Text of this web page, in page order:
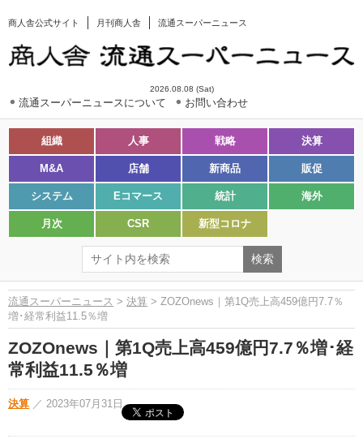
商人舎公式サイト 月刊商人舎 流通スーパーニュース
2026.08.08 (Sat)
流通スーパーニュースについて お問い合わせ
組織 人事 戦略 決算
M&A 店舗 新商品 販促
システム Eコマース 統計 海外
月次 CSR 新型コロナ
流通スーパーニュース > 決算 > ZOZOnews｜第1Q売上高459億円7.7％
増･経常利益11.5％増
ZOZOnews｜第1Q売上高459億円7.7％増･経
常利益11.5％増
決算 ／ 2023年07月31日